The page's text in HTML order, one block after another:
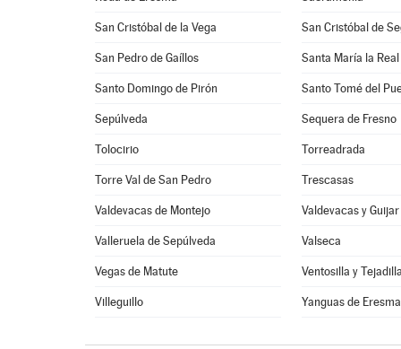
San Cristóbal de la Vega San Cristóbal de
San Pedro de Gaíllos Santa María la
Santo Domingo de Pirón Santo Tomé del
Sepúlveda Sequera de Fresno
Tolocirio Torreadrada
Torre Val de San Pedro Trescasas
Valdevacas de Montejo Valdevacas y Guijar
Valleruela de Sepúlveda Valseca
Vegas de Matute Ventosilla y Tejadilla
Villeguillo Yanguas de Eresma